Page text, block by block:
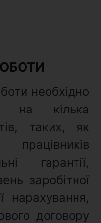
необхідно
на кілька
таких, як
гарантії,
заробітної
нарахування,
договору